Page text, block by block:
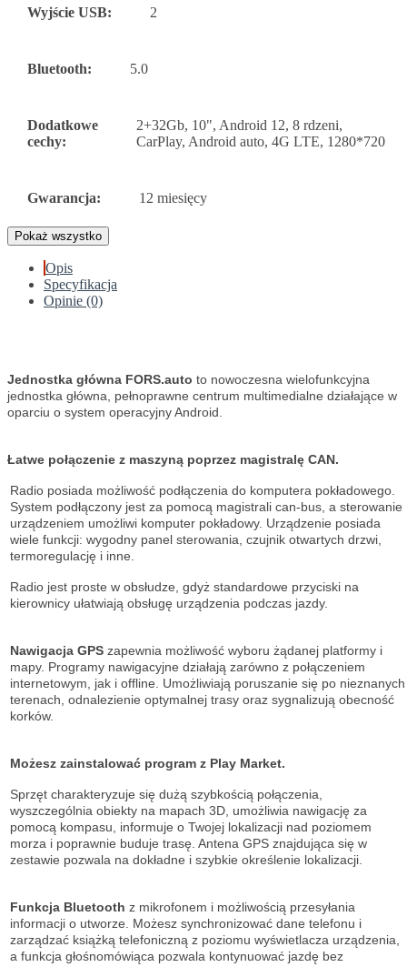
Wyjście USB: 2
Bluetooth: 5.0
Dodatkowe
cechy:
2+32Gb, 10", Android 12, 8 rdzeni,
CarPlay, Android auto, 4G LTE, 1280*720
Gwarancja: 12 miesięcy
Pokaż wszystko
Opis
Specyfikacja
Opinie (0)
Jednostka główna FORS.auto to nowoczesna wielofunkcyjna
jednostka główna, pełnoprawne centrum multimedialne działające w
oparciu o system operacyjny Android.
Łatwe połączenie z maszyną poprzez magistralę CAN.
Radio posiada możliwość podłączenia do komputera pokładowego.
System podłączony jest za pomocą magistrali can-bus, a sterowanie
urządzeniem umożliwi komputer pokładowy. Urządzenie posiada
wiele funkcji: wygodny panel sterowania, czujnik otwartych drzwi,
termoregulację i inne.
Radio jest proste w obsłudze, gdyż standardowe przyciski na
kierownicy ułatwiają obsługę urządzenia podczas jazdy.
Nawigacja GPS zapewnia możliwość wyboru żądanej platformy i
mapy. Programy nawigacyjne działają zarówno z połączeniem
internetowym, jak i offline. Umożliwiają poruszanie się po nieznanych
terenach, odnalezienie optymalnej trasy oraz sygnalizują obecność
korków.
Możesz zainstalować program z Play Market.
Sprzęt charakteryzuje się dużą szybkością połączenia,
wyszczególnia obiekty na mapach 3D, umożliwia nawigację za
pomocą kompasu, informuje o Twojej lokalizacji nad poziomem
morza i poprawnie buduje trasę. Antena GPS znajdująca się w
zestawie pozwala na dokładne i szybkie określenie lokalizacji.
Funkcja Bluetooth z mikrofonem i możliwością przesyłania
informacji o utworze. Możesz synchronizować dane telefonu i
zarządzać książką telefoniczną z poziomu wyświetlacza urządzenia,
a funkcja głośnomówiąca pozwala kontynuować jazdę bez